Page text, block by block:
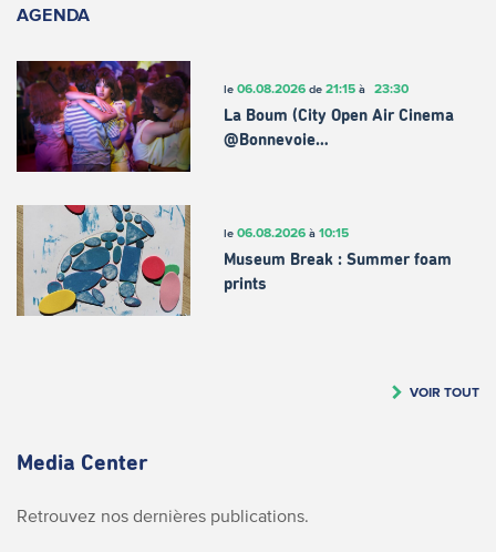
AGENDA
le 06.08.2026de 21:15à 23:30
La Boum (City Open Air Cinema
@Bonnevoie…
le 06.08.2026à 10:15
Museum Break : Summer foam
prints
VOIR TOUT
Media Center
Retrouvez nos dernières publications.